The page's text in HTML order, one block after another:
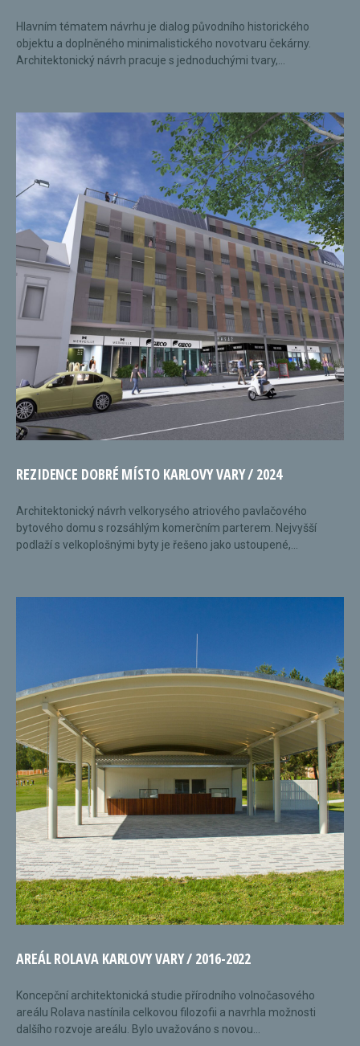
Hlavním tématem návrhu je dialog původního historického
objektu a doplněného minimalistického novotvaru čekárny.
Architektonický návrh pracuje s jednoduchými tvary,...
REZIDENCE DOBRÉ MÍSTO KARLOVY VARY / 2024
Architektonický návrh velkorysého atriového pavlačového
bytového domu s rozsáhlým komerčním parterem. Nejvyšší
podlaží s velkoplošnými byty je řešeno jako ustoupené,...
AREÁL ROLAVA KARLOVY VARY / 2016-2022
Koncepční architektonická studie přírodního volnočasového
areálu Rolava nastínila celkovou filozofii a navrhla možnosti
dalšího rozvoje areálu. Bylo uvažováno s novou...